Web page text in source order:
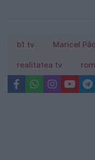
b1 tv Maricel
realitatea tv